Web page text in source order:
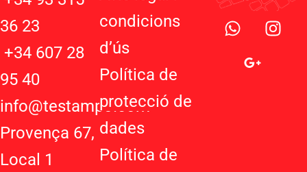
36 23
+34 607 28
95 40
info@testampo.com
Provença 67,
Local 1
condicions
d’ús
Política de
protecció de
dades
Política de
W
h
I
n
o
g